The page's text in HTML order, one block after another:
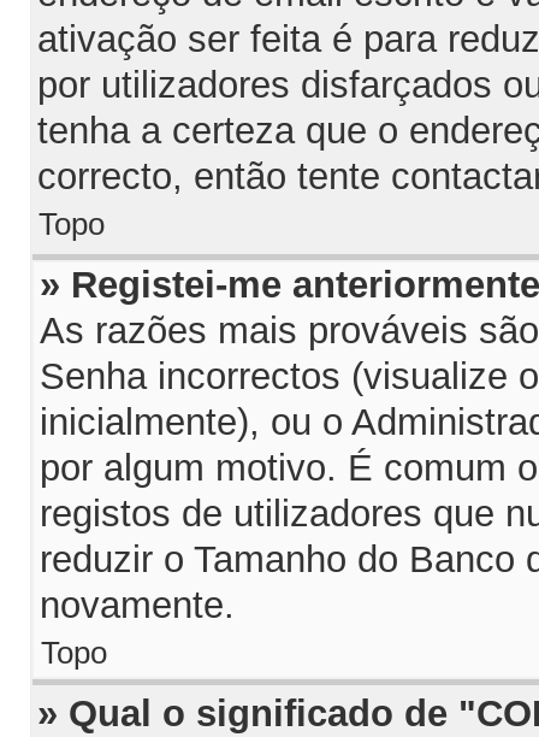
ativação ser feita é para
por utilizadores disfarçados
tenha a certeza que o
correcto, então tente
Topo
» Registei-me
As razões mais prováveis
Senha incorrectos (visualize
inicialmente), ou o
por algum motivo. É comum
registos de utilizadores que
reduzir o Tamanho do Banco
novamente.
Topo
» Qual o significado de